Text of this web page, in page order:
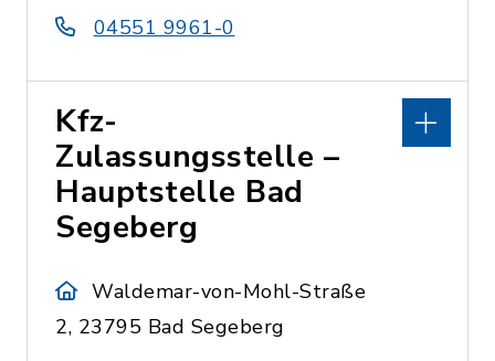
04551 9961-0
Kfz-
Zulassungsstelle –
Hauptstelle Bad
Segeberg
Waldemar-von-Mohl-Straße
2, 23795 Bad Segeberg